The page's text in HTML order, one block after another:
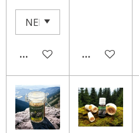
DETAILS ANZEIGEN
DETAILS